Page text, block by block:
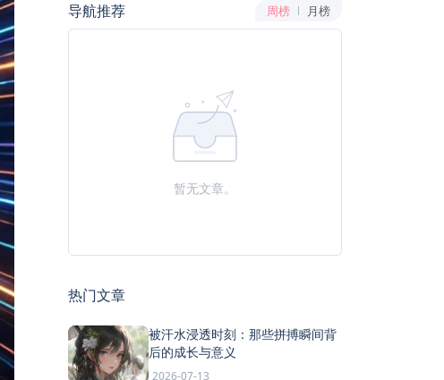
导航推荐 周榜 月榜
暂无文章。
热门文章
被汗水浸透时刻：那些拼搏瞬间背
后的成长与意义
2026-07-13